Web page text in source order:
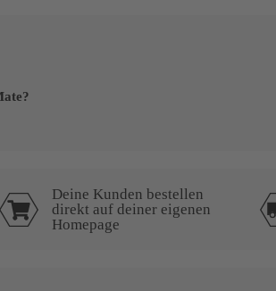
Deine Kunden bestellen
direkt auf deiner eigenen
Homepage